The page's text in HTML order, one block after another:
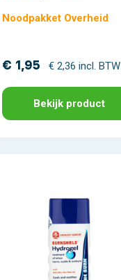
Noodpakket Overheid
€ 1,95 € 2,36 incl. BTW
Bekijk product